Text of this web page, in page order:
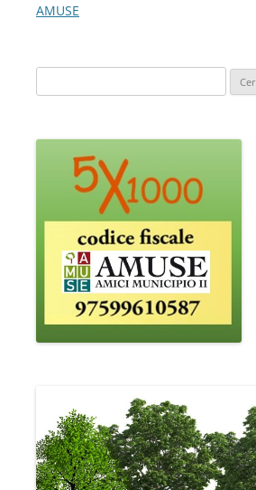
articolo
AMUSE
per: